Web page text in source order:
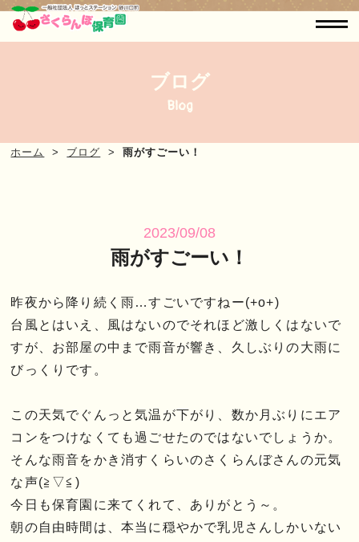
ブログ
Blog
ホーム ブログ 雨がすごーい！
2023/09/08
雨がすごーい！
昨夜から降り続く雨…すごいですねー(+o+)
台風とはいえ、風はないのでそれほど激しくはないで
すが、お部屋の中まで雨音が響き、久しぶりの大雨に
びっくりです。
この天気でぐんっと気温が下がり、数か月ぶりにエア
コンをつけなくても過ごせたのではないでしょうか。
そんな雨音をかき消すくらいのさくらんぼさんの元気
な声(≧▽≦)
今日も保育園に来てくれて、ありがとう～。
朝の自由時間は、本当に穏やかで乳児さんしかいない